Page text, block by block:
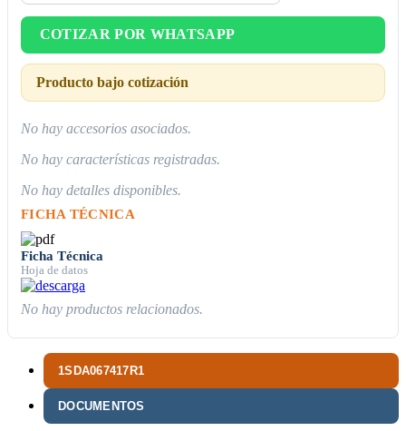
1SDA067417R1
DOCUMENTOS
COTIZAR POR WHATSAPP
Producto bajo cotización
No hay accesorios asociados.
No hay características registradas.
No hay detalles disponibles.
FICHA TÉCNICA
Ficha Técnica
Hoja de datos
No hay productos relacionados.